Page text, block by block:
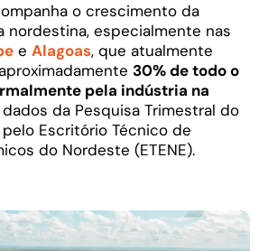
o crescimento da
nordestina, especialmente nas
e Alagoas, que atualmente
30% de todo o
pela indústria na
da Pesquisa Trimestral do
Escritório Técnico de
do Nordeste (ETENE).